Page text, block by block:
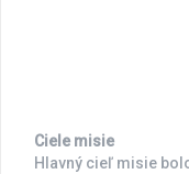
Ciele misie
Hlavný cieľ misie